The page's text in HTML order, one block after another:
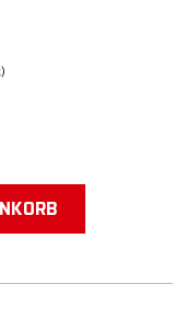
Wert ein